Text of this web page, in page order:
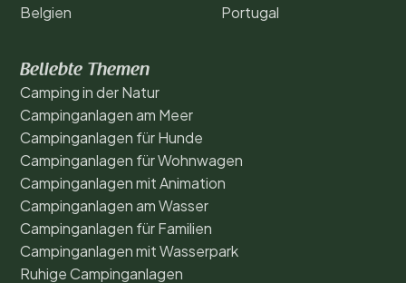
Belgien
Portugal
Beliebte Themen
Camping in der Natur
Campinganlagen am Meer
Campinganlagen für Hunde
Campinganlagen für Wohnwagen
Campinganlagen mit Animation
Campinganlagen am Wasser
Campinganlagen für Familien
Campinganlagen mit Wasserpark
Ruhige Campinganlagen